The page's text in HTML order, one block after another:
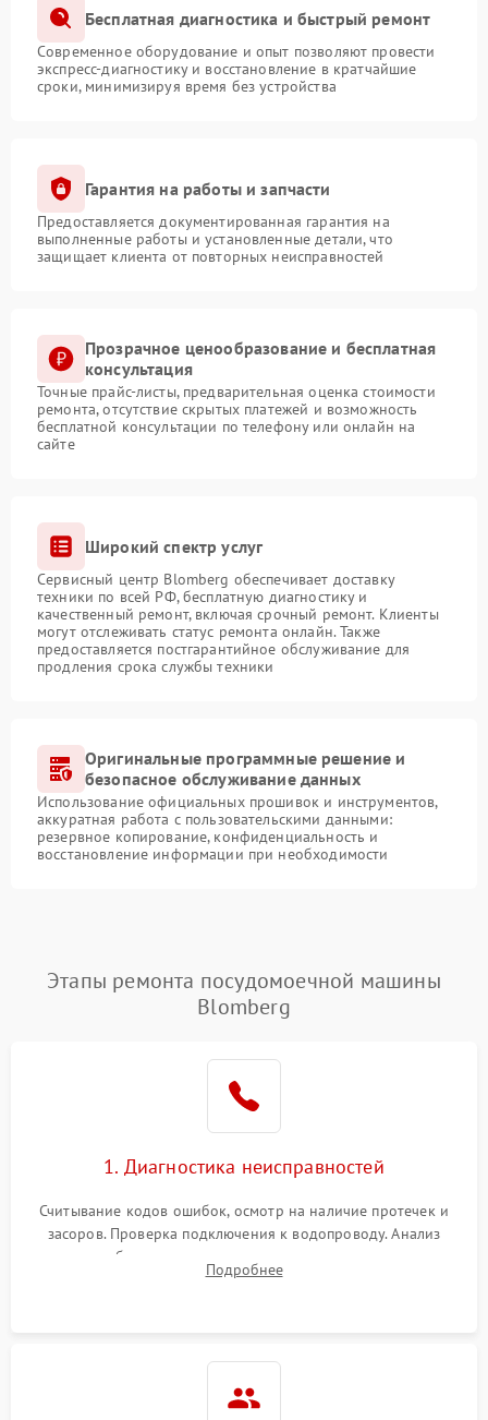
Бесплатная диагностика и быстрый ремонт
Современное оборудование и опыт позволяют провести
экспресс-диагностику и восстановление в кратчайшие
сроки, минимизируя время без устройства
Гарантия на работы и запчасти
Предоставляется документированная гарантия на
выполненные работы и установленные детали, что
защищает клиента от повторных неисправностей
Прозрачное ценообразование и бесплатная
консультация
Точные прайс-листы, предварительная оценка стоимости
ремонта, отсутствие скрытых платежей и возможность
бесплатной консультации по телефону или онлайн на
сайте
Широкий спектр услуг
Сервисный центр Blomberg обеспечивает доставку
техники по всей РФ, бесплатную диагностику и
качественный ремонт, включая срочный ремонт. Клиенты
могут отслеживать статус ремонта онлайн. Также
предоставляется постгарантийное обслуживание для
продления срока службы техники
Оригинальные программные решение и
безопасное обслуживание данных
Использование официальных прошивок и инструментов,
аккуратная работа с пользовательскими данными:
резервное копирование, конфиденциальность и
восстановление информации при необходимости
Этапы ремонта посудомоечной машины
Blomberg
1. Диагностика неисправностей
Считывание кодов ошибок, осмотр на наличие протечек и
засоров. Проверка подключения к водопроводу. Анализ
жалоб на отсутствие слива, нагрева, вращения
разбрызгивателей или срабатывание системы защиты
Подробнее